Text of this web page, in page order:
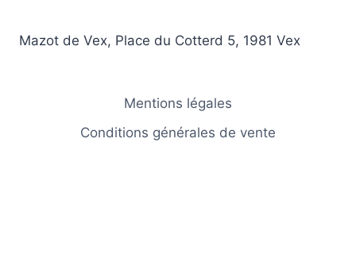
du
Mazot de Vex, Place du Cotterd 5, 1981 Vex
Mentions légales
Conditions générales de vente